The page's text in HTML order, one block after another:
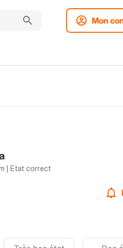
Mon
| Etat correct